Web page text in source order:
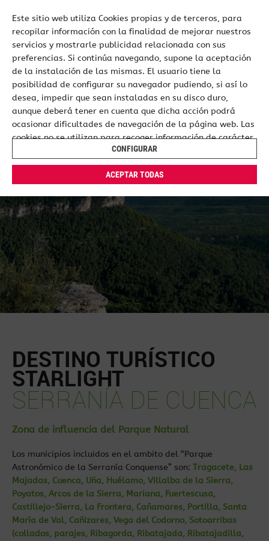
Este sitio web utiliza Cookies propias y de terceros, para
recopilar información con la finalidad de mejorar nuestros
servicios y mostrarle publicidad relacionada con sus
preferencias. Si continúa navegando, supone la aceptación
de la instalación de las mismas. El usuario tiene la
posibilidad de configurar su navegador pudiendo, si así lo
desea, impedir que sean instaladas en su disco duro,
aunque deberá tener en cuenta que dicha acción podrá
ocasionar dificultades de navegación de la página web. Las
cookies no se utilizan para recoger información de carácter
personal. Usted puede permitir su uso o rechazarlo,
también puede cambiar su configuración siempre que lo
desee. Dispone de más información en nuestra
CONFIGURAR
ACEPTAR TODAS
DESTINO TURÍSTICO
STARLIGHT
SERRANÍA DE CUENCA
Zona de influencia del Parque Natural
Los municipios incluidos en el ambito del “Parque
Astronómico de la Serranía Conquense” son: Tragacete, Las
Majadas, Cuenca, Uña, Huélamo, Villalba de la Sierra,
Poyatos, Arcos de la Sierra, Mariana, Fuertescusa,
Castillejo-Sierra, La Frontera, Cañamares, Portilla, Santa
María de Val, Cañizares, Vega del Codorno, Sotoarribas
(collados, parajes, Ribagorda, Ribatajada, Ribatajadilla,